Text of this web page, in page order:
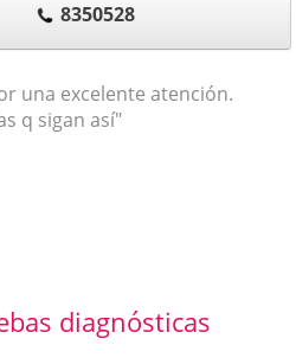
8350528
una excelente atención.
q sigan así"
diagnósticas